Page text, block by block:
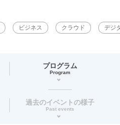
ビジネス クラウド デジ
プログラム
Program
過去のイベントの様子
Past events